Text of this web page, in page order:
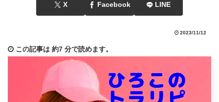
X Facebook LINE
2023/11/12
この記事は 約7 分で読めます。